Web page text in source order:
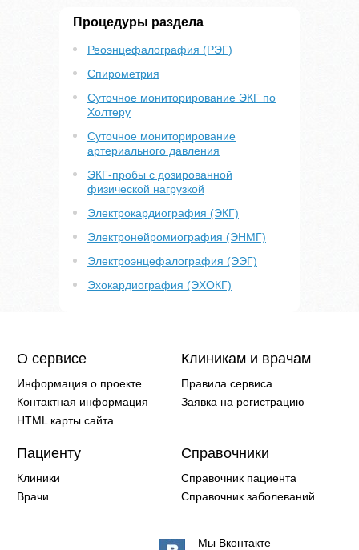
Процедуры раздела
Реоэнцефалография (РЭГ)
Спирометрия
Суточное мониторирование ЭКГ по
Холтеру
Суточное мониторирование
артериального давления
ЭКГ-пробы с дозированной
физической нагрузкой
Электрокардиография (ЭКГ)
Электронейромиография (ЭНМГ)
Электроэнцефалография (ЭЭГ)
Эхокардиография (ЭХОКГ)
О сервисе
Информация о проекте
Контактная информация
HTML карты сайта
Клиникам и врачам
Правила сервиса
Заявка на регистрацию
Пациенту
Клиники
Врачи
Справочники
Справочник пациента
Справочник заболеваний
Мы Вконтакте